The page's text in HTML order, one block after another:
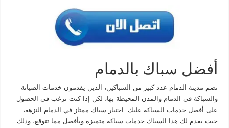
أفضل سباك بالدمام
تضم مدينة الدمام عدد كبير من السباكين، الذين يقدمون خدمات الصيانة
والسباكة في الدمام والمدن المحيطة بها، لكن إذا كنت ترغب في الحصول
على أفضل خدمات السباكة عليك اختيار سباك ممتاز في الدمام النزهة،
حيث يقدم لك هذا السباك خدمات سباكة متميزة وبأفضل مما تتوقع، وذلك